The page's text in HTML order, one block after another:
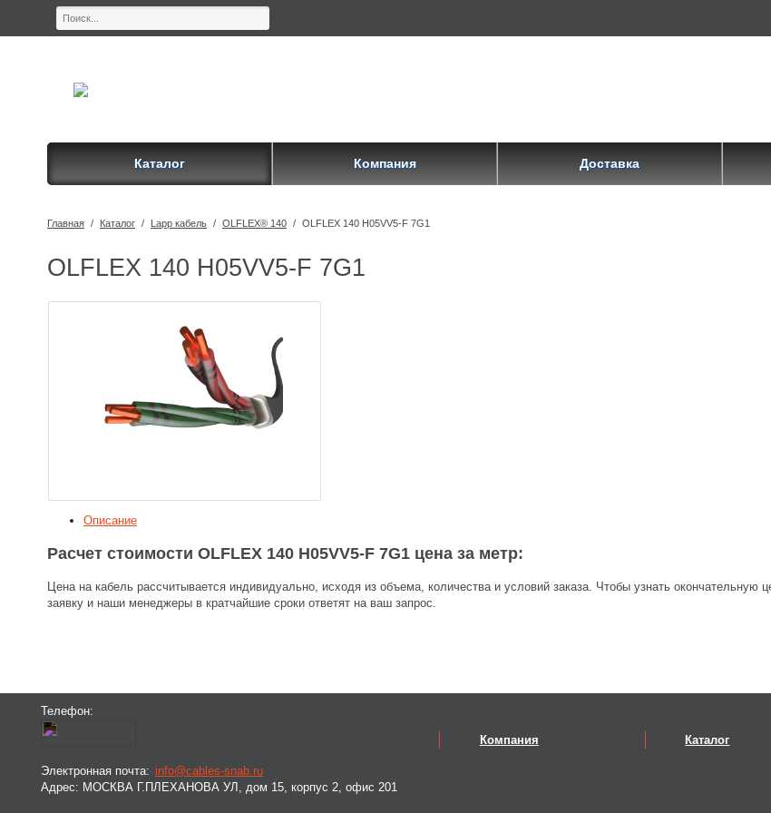
Каталог Компания Доставка
Главная / Каталог / Lapp кабель / OLFLEX® 140 / OLFLEX 140 H05VV5-F 7G1
OLFLEX 140 H05VV5-F 7G1
Описание
Расчет стоимости OLFLEX 140 H05VV5-F 7G1 цена за метр:
Цена на кабель рассчитывается индивидуально, исходя из объема, количества и условий заказа. Чтобы узнать окончательную
заявку и наши менеджеры в кратчайшие сроки ответят на ваш запрос.
Телефон:
Электронная почта: info@cables-snab.ru
Адрес: МОСКВА Г.ПЛЕХАНОВА УЛ, дом 15, корпус 2, офис 201
Компания Каталог